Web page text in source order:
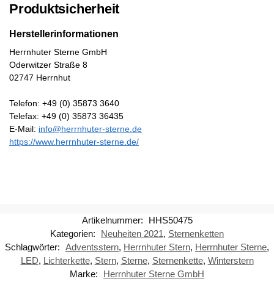
Produktsicherheit
Herstellerinformationen
Herrnhuter Sterne GmbH
Oderwitzer Straße 8
02747 Herrnhut
Telefon: +49 (0) 35873 3640
Telefax: +49 (0) 35873 36435
E-Mail: info@herrnhuter-sterne.de
https://www.herrnhuter-sterne.de/
Artikelnummer:
HHS50475
Kategorien:
Neuheiten 2021, Sternenketten
Schlagwörter: Adventsstern, Herrnhuter Stern, Herrnhuter Sterne,
LED, Lichterkette, Stern, Sterne, Sternenkette, Winterstern
Marke:
Herrnhuter Sterne GmbH